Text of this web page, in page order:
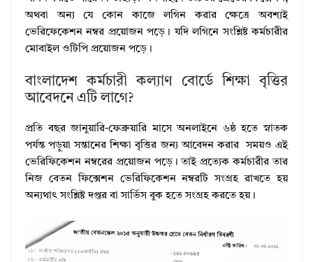
অথবা অন্য যে কোন কাজে লগিন করার ক্ষেত্রে অবশ্যই
ভেরিফেকেশন নম্বর প্রয়োজন পড়ে। যদি লগিনে সংশ্লিষ্ট কর্মচারীর
মোবাইল ওটিপি প্রয়োজন পড়ে।
বাংলাদেশ কর্মচারী কল্যাণ বোর্ডে শিক্ষা বৃত্তির
আবেদনে এটি লাগে?
প্রতি বছর জানুয়ারি-ফেব্রুয়ারি মাসে অনলাইনে ৬ষ্ঠ হতে স্নাতক
পর্যন্ত পড়ুয়া সন্তানের শিক্ষা বৃত্তির জন্য আবেদন করার সময়ও এই
ভেরিফিকেশন নম্বরের প্রয়োজন পড়ে। তাই প্রত্যেক কর্মচারীর তার
নিজ বেতন ফিক্সেশন ভেরিফিকেশন নম্বরটি সংগ্রহ রাখতে হয়
অন্যথাৎ সংশ্লিষ্ট দপ্তর বা সার্ভিস বুক হতে সংগ্রহ করতে হয়।